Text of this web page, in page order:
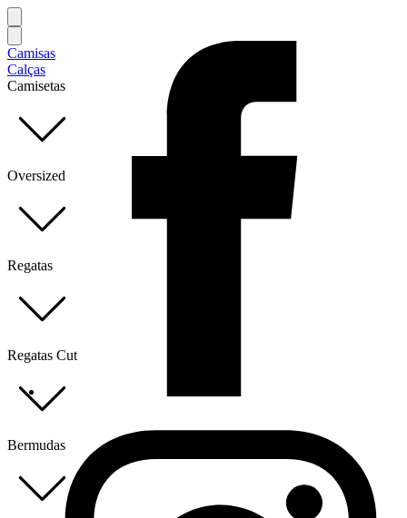
Camisas
Calças
Camisetas
Oversized
Regatas
Regatas Cut
Bermudas